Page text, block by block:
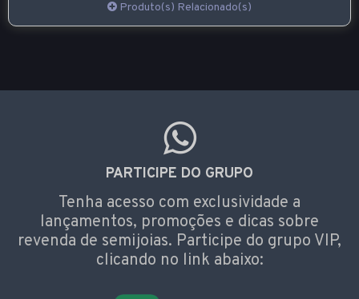
Produto(s) Relacionado(s)
PARTICIPE DO GRUPO
Tenha acesso com exclusividade a
lançamentos, promoções e dicas sobre
revenda de semijoias. Participe do grupo VIP,
clicando no link abaixo: